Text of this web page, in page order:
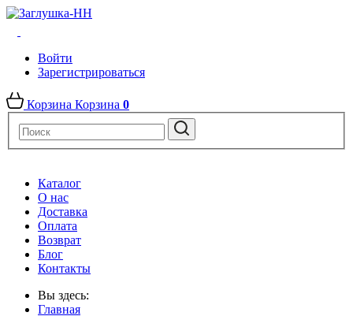
Войти
Зарегистрироваться
Корзина Корзина 0
Каталог
О нас
Доставка
Оплата
Возврат
Блог
Контакты
Вы здесь:
Главная